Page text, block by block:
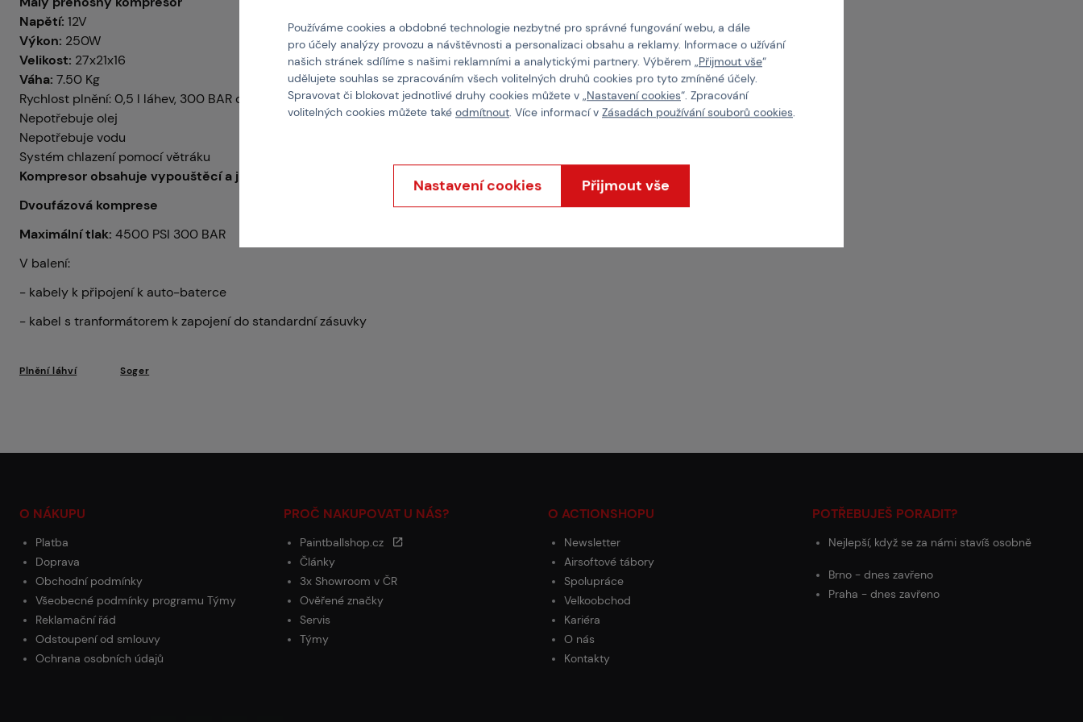
O nás
Napětí: 12V
Výkon: 250W
Velikost: 27x21x16
Váha: 7.50 Kg
Rychlost plnění: 0,5 l láhev, 300 BAR do 20 minut
Nepotřebuje olej
Nepotřebuje vodu
Systém chlazení pomocí větráku
Kompresor obsahuje vypouštěcí a jistící ventil proti přetlakování
Dvoufázová komprese
Maximální tlak: 4500 PSI 300 BAR
V balení:
- kabely k připojení k auto-baterce
- kabel s tranformátorem k zapojení do standardní zásuvky
Plnění láhví Soger
O NÁKUPU
Platba
Doprava
Obchodní podmínky
Všeobecné podmínky programu Týmy
Reklamační řád
Odstoupení od smlouvy
Ochrana osobních údajů
PROČ NAKUPOVAT U NÁS?
Paintballshop.cz
Články
3x Showroom v ČR
Ověřené značky
Servis
Týmy
O ACTIONSHOPU
Newsletter
Airsoftové tábory
Spolupráce
Velkoobchod
Kariéra
O nás
Kontakty
POTŘEBUJEŠ PORADIT?
Nejlepší, když se za námi stavíš osobně
Brno - dnes zavřeno
Praha - dnes zavřeno
Používáme cookies a obdobné technologie nezbytné pro správné fungování webu, a dále
pro účely analýzy provozu a návštěvnosti a personalizaci obsahu a reklamy. Informace o užívání
našich stránek sdílíme s našimi reklamními a analytickými partnery. Výběrem „Přijmout vše“
udělujete souhlas se zpracováním všech volitelných druhů cookies pro tyto zmíněné účely.
Spravovat či blokovat jednotlivé druhy cookies můžete v „Nastavení cookies“. Zpracování
volitelných cookies můžete také odmítnout. Více informací v Zásadách používání souborů cookies.
Nastavení cookies Přijmout vše